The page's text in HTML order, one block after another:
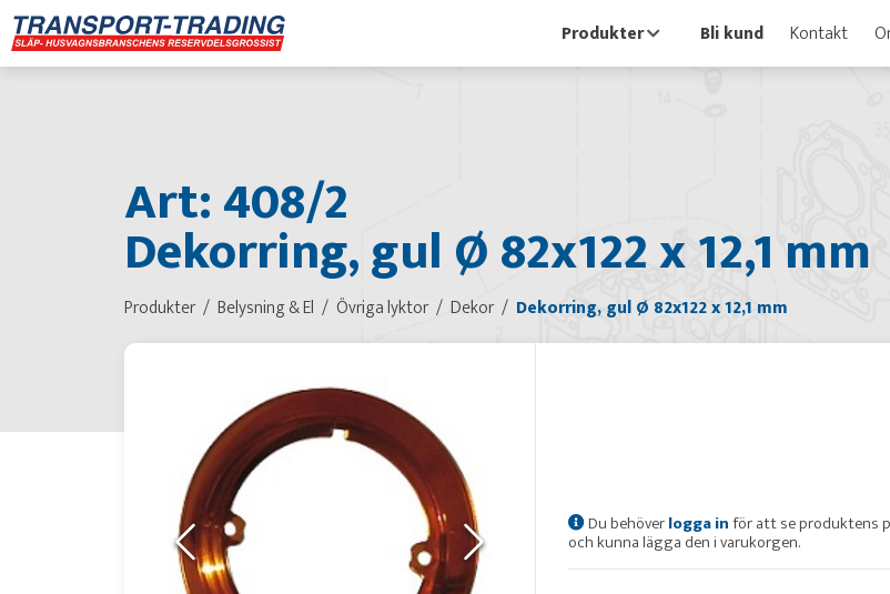
Produkter Bli kund Kontakt
Art: 408/2
Dekorring, gul Ø 82x122 x 12,1 mm
Produkter Belysning & El Övriga lyktor Dekor Dekorring, gul Ø 82x122 x 12,1 mm
Du behöverlogga inför att se produktens
och kunna lägga den i varukorgen.